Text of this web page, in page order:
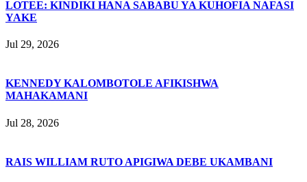
LOTEE: KINDIKI HANA SABABU YA KUHOFIA NAFASI
YAKE
Jul 29, 2026
KENNEDY KALOMBOTOLE AFIKISHWA
MAHAKAMANI
Jul 28, 2026
RAIS WILLIAM RUTO APIGIWA DEBE UKAMBANI